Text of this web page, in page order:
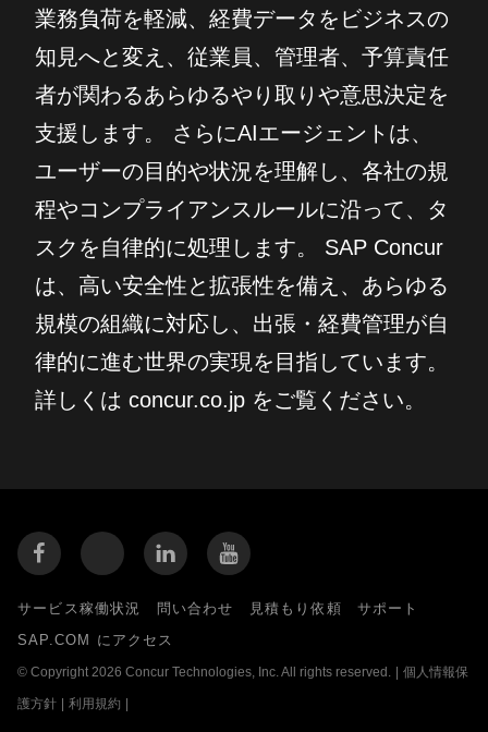
業務負荷を軽減、経費データをビジネスの
知見へと変え、従業員、管理者、予算責任
者が関わるあらゆるやり取りや意思決定を
支援します。 さらにAIエージェントは、
ユーザーの目的や状況を理解し、各社の規
程やコンプライアンスルールに沿って、タ
スクを自律的に処理します。 SAP Concur
は、高い安全性と拡張性を備え、あらゆる
規模の組織に対応し、出張・経費管理が自
律的に進む世界の実現を目指しています。
詳しくは concur.co.jp をご覧ください。
サービス稼働状況 問い合わせ 見積もり依頼
サポート
SAP.COM にアクセス
© Copyright 2026 Concur Technologies, Inc. All rights reserved. 個人情報保
護方針 利用規約